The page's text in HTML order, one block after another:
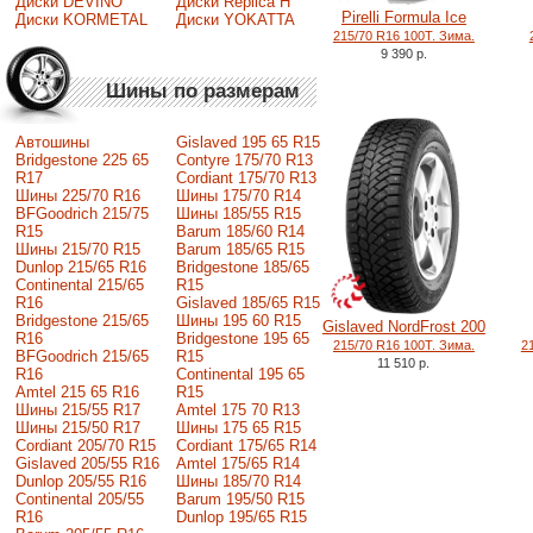
Диски KORMETAL
Диски YOKATTA
Шины по размерам
Автошины
Bridgestone 225 65
R17
Шины 225/70 R16
BFGoodrich 215/75
R15
Шины 215/70 R15
Dunlop 215/65 R16
Continental 215/65
R16
Bridgestone 215/65
R16
BFGoodrich 215/65
R16
Amtel 215 65 R16
Шины 215/55 R17
Шины 215/50 R17
Сordiant 205/70 R15
Gislaved 205/55 R16
Dunlop 205/55 R16
Continental 205/55
R16
Gislaved 195 65 R15
Contyre 175/70 R13
Cordiant 175/70 R13
Шины 175/70 R14
Шины 185/55 R15
Barum 185/60 R14
Barum 185/65 R15
Bridgestone 185/65
R15
Gislaved 185/65 R15
Шины 195 60 R15
Bridgestone 195 65
R15
Continental 195 65
R15
Amtel 175 70 R13
Шины 175 65 R15
Cordiant 175/65 R14
Amtel 175/65 R14
Шины 185/70 R14
Barum 195/50 R15
Dunlop 195/65 R15
Pirelli Formula Ice
215/70 R16 100T. Зима.
9 390 р.
Gislaved NordFrost 200
215/70 R16 100T. Зима.
11 510 р.